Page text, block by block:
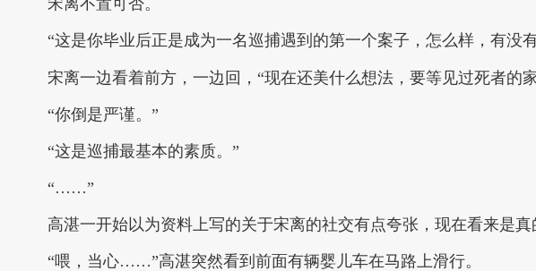
宋离不置可否。
“这是你毕业后正是成为一名巡捕遇到的第一个案子，怎么样，有没
宋离一边看着前方，一边回，“现在还美什么想法，要等见过死者的
“你倒是严谨。”
“这是巡捕最基本的素质。”
“……”
高湛一开始以为资料上写的关于宋离的社交有点夸张，现在看来是真
“喂，当心……”高湛突然看到前面有辆婴儿车在马路上滑行。